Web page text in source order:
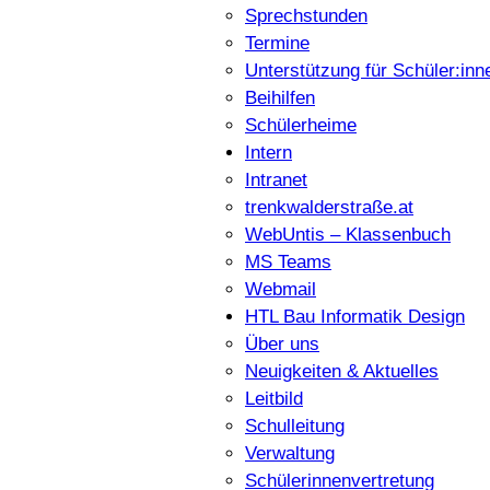
Sprechstunden
Termine
Unterstützung für
Beihilfen
Schülerheime
Intern
Intranet
trenkwalderstraße.at
WebUntis – Klassenbuch
MS Teams
Webmail
HTL Bau Informatik Design
Über uns
Neuigkeiten & Aktuelles
Leitbild
Schulleitung
Verwaltung
Schülerinnenvertretung